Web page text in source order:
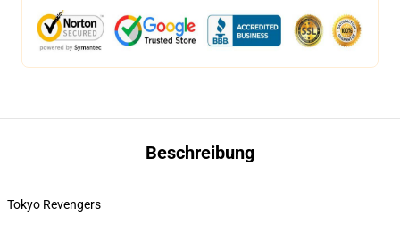
Beschreibung
Tokyo Revengers